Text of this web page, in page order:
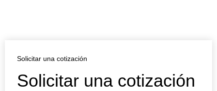
Solicitar una cotización
Solicitar una cotización